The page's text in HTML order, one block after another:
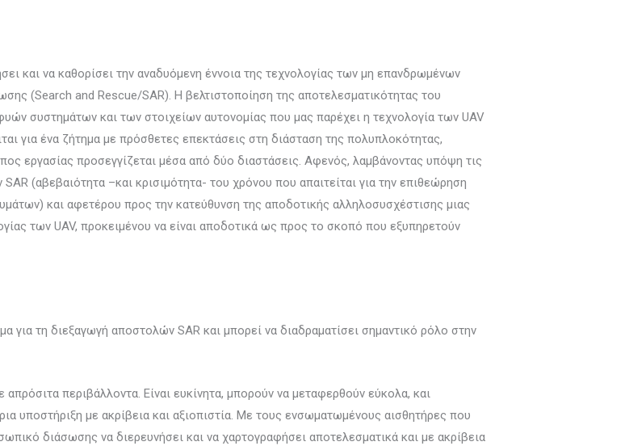
και να καθορίσει την αναδυόμενη έννοια της τεχνολογίας των μη επανδρωμένων
(Search and Rescue/SAR). Η βελτιστοποίηση της αποτελεσματικότητας του
συστημάτων και των στοιχείων αυτονομίας που μας παρέχει η τεχνολογία των UAV
για ένα ζήτημα με πρόσθετες επεκτάσεις στη διάσταση της πολυπλοκότητας,
εργασίας προσεγγίζεται μέσα από δύο διαστάσεις. Αφενός, λαμβάνοντας υπόψη τις
(αβεβαιότητα –και κρισιμότητα- του χρόνου που απαιτείται για την επιθεώρηση
και αφετέρου προς την κατεύθυνση της αποδοτικής αλληλοσυσχέστισης μιας
των UAV, προκειμένου να είναι αποδοτικά ως προς το σκοπό που εξυπηρετούν
για τη διεξαγωγή αποστολών SAR και μπορεί να διαδραματίσει σημαντικό ρόλο στην
περιβάλλοντα. Είναι ευκίνητα, μπορούν να μεταφερθούν εύκολα, και
υποστήριξη με ακρίβεια και αξιοπιστία. Με τους ενσωματωμένους αισθητήρες που
διάσωσης να διερευνήσει και να χαρτογραφήσει αποτελεσματικά και με ακρίβεια